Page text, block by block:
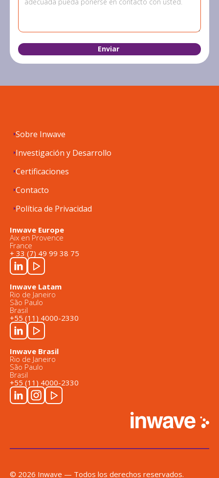
Sobre Inwave
Investigación y Desarrollo
Certificaciones
Contacto
Política de Privacidad
Inwave Europe
Aix en Provence
France
+ 33 (7) 49 99 38 75
Inwave Latam
Rio de Janeiro
São Paulo
Brasil
+55 (11) 4000-2330
Inwave Brasil
Rio de Janeiro
São Paulo
Brasil
+55 (11) 4000-2330
© 2026 Inwave — Todos los derechos reservados.